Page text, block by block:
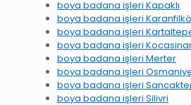
boya badana işleri Kapaklı
boya badana işleri
boya badana işleri
boya badana işleri
boya badana işleri Merter
boya badana işleri
boya badana işleri
boya badana işleri Silivri